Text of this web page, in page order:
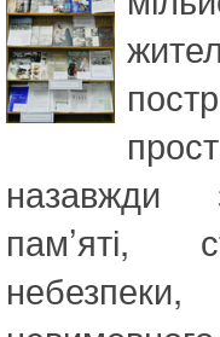
назавжди
пам’яті,
небезпеки,